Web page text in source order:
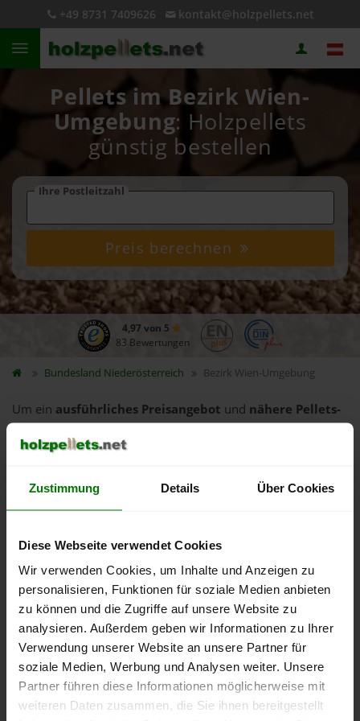
Zustimmung Details Über Cookies
Diese Webseite verwendet Cookies
Wir verwenden Cookies, um Inhalte und Anzeigen zu
personalisieren, Funktionen für soziale Medien anbieten
zu können und die Zugriffe auf unsere Website zu
analysieren. Außerdem geben wir Informationen zu Ihrer
Verwendung unserer Website an unsere Partner für
soziale Medien, Werbung und Analysen weiter. Unsere
Partner führen diese Informationen möglicherweise mit
weiteren Daten zusammen, die Sie ihnen bereitgestellt
+49 8731 7409626 kontakt@holzpellets.net
Pellets im Bezirk Wien-
Umgebung: Holzpellets
günstig bestellen
Ihre Postleitzahl
Preis berechnen
4,97 von 5
83 Bewertungen
Bundesland Niederösterreich Bezirk Wien-Umgebung
Um ein ausführliches Preisangebot und nähere Pellets-
Informationenzu erhalten, wählen Sie bitteIhren Ortaus
dem BezirkWien-Umgebung
Ebergassing
Fischamend
Himberg
Höflein an der Donau
Kleinneusiedl
Klosterneuburg
Kritzendorf
Leopoldsdorf